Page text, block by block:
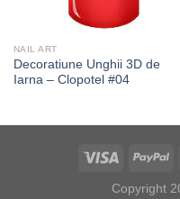
NAIL ART
Decoratiune Unghii 3D de
Iarna – Clopotel #04
Copyright